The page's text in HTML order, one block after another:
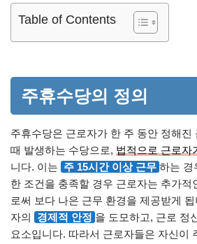
Table of Contents
주휴수당의 정의
주휴수당은 근로자가 한 주 동안 정해진
때 발생하는 수당으로, 법적으로 근로자
니다. 이는 주 15시간 이상 근무 하는 경
한 조건을 충족할 경우 근로자는 추가적
로써 보다 나은 근무 환경을 제공받게
자의
경제적 안정 을 도모하고, 근로 정
요소입니다. 따라서 근로자들은 자신이